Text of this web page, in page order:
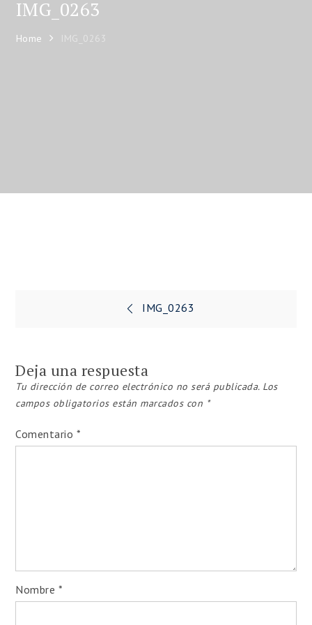
IMG_0263
Home IMG_0263
Navegación
entradas
IMG_0263
Deja una respuesta
Tu dirección de correo electrónico no será publicada. Los
campos obligatorios están marcados con *
Comentario *
Nombre *